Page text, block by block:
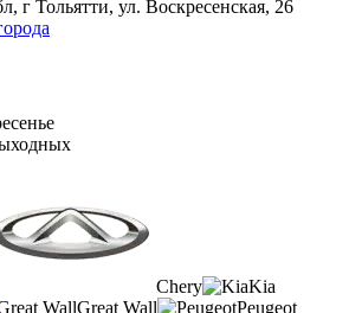
г Тольятти, ул. Воскресенская, 26
Chery
Kia
Great Wall Peugeot